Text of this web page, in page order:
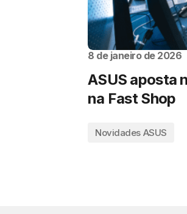
8 de janeiro de 2026
ASUS aposta
na Fast Shop
Novidades ASUS